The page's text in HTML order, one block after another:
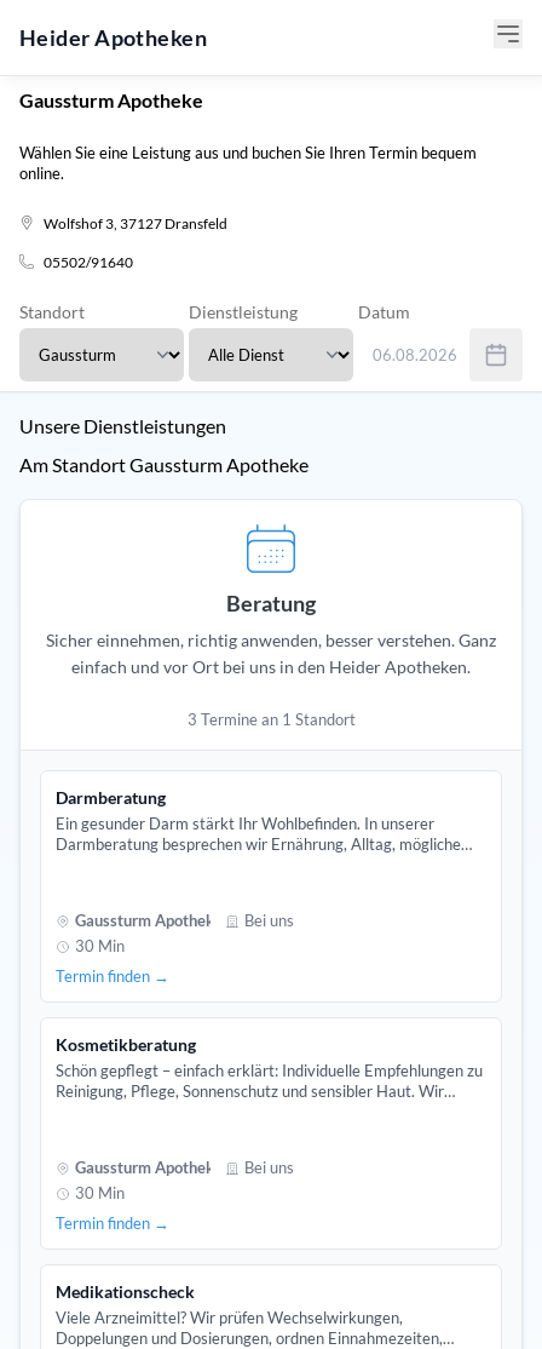
Heider Apotheken
Gaussturm Apotheke
Wählen Sie eine Leistung aus und buchen Sie Ihren Termin bequem
online.
Wolfshof 3, 37127 Dransfeld
05502/91640
Standort Dienstleistung Datum
Verwenden Sie Tab
06.08.2026
Unsere Dienstleistungen
Am Standort Gaussturm Apotheke
Beratung
Sicher einnehmen, richtig anwenden, besser verstehen. Ganz
einfach und vor Ort bei uns in den Heider Apotheken.
3 Termine an 1 Standort
Darmberatung
Ein gesunder Darm stärkt Ihr Wohlbefinden. In unserer
Darmberatung besprechen wir Ernährung, Alltag, mögliche
Gaussturm Apotheke
Bei uns
30 Min
Termin finden →
Kosmetikberatung
Schön gepflegt – einfach erklärt: Individuelle Empfehlungen zu
Reinigung, Pflege, Sonnenschutz und sensibler Haut. Wir
Gaussturm Apotheke
Bei uns
30 Min
Termin finden →
Medikationscheck
Viele Arzneimittel? Wir prüfen Wechselwirkungen,
Doppelungen und Dosierungen, ordnen Einnahmezeiten,